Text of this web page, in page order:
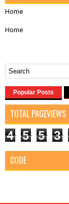
Home
Home
Popular Posts
TOTAL PAGEVIEWS
4 5 5 3
CODE